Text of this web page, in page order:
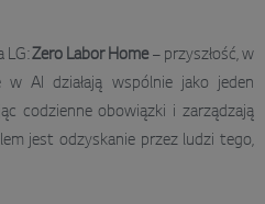
LG:Zero Labor Home– przyszłość, w
w AI działają wspólnie jako jeden
codzienne obowiązki i zarządzają
jest odzyskanie przez ludzi tego,